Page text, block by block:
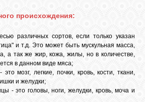
происхождения:
различных сортов, если только указан
и т.д. Это может быть мускульная масса,
а так же жир, кожа, жилы, но в количестве,
в данном виде мяса;
мозг, легкие, почки, кровь, кости, ткани,
и желудки;
- это головы, ноги, желудки, кровь, моча и